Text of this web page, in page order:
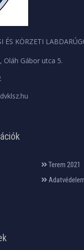
ÉS KÖRZETI
Oláh Gábor utca 5.
Terem 2021